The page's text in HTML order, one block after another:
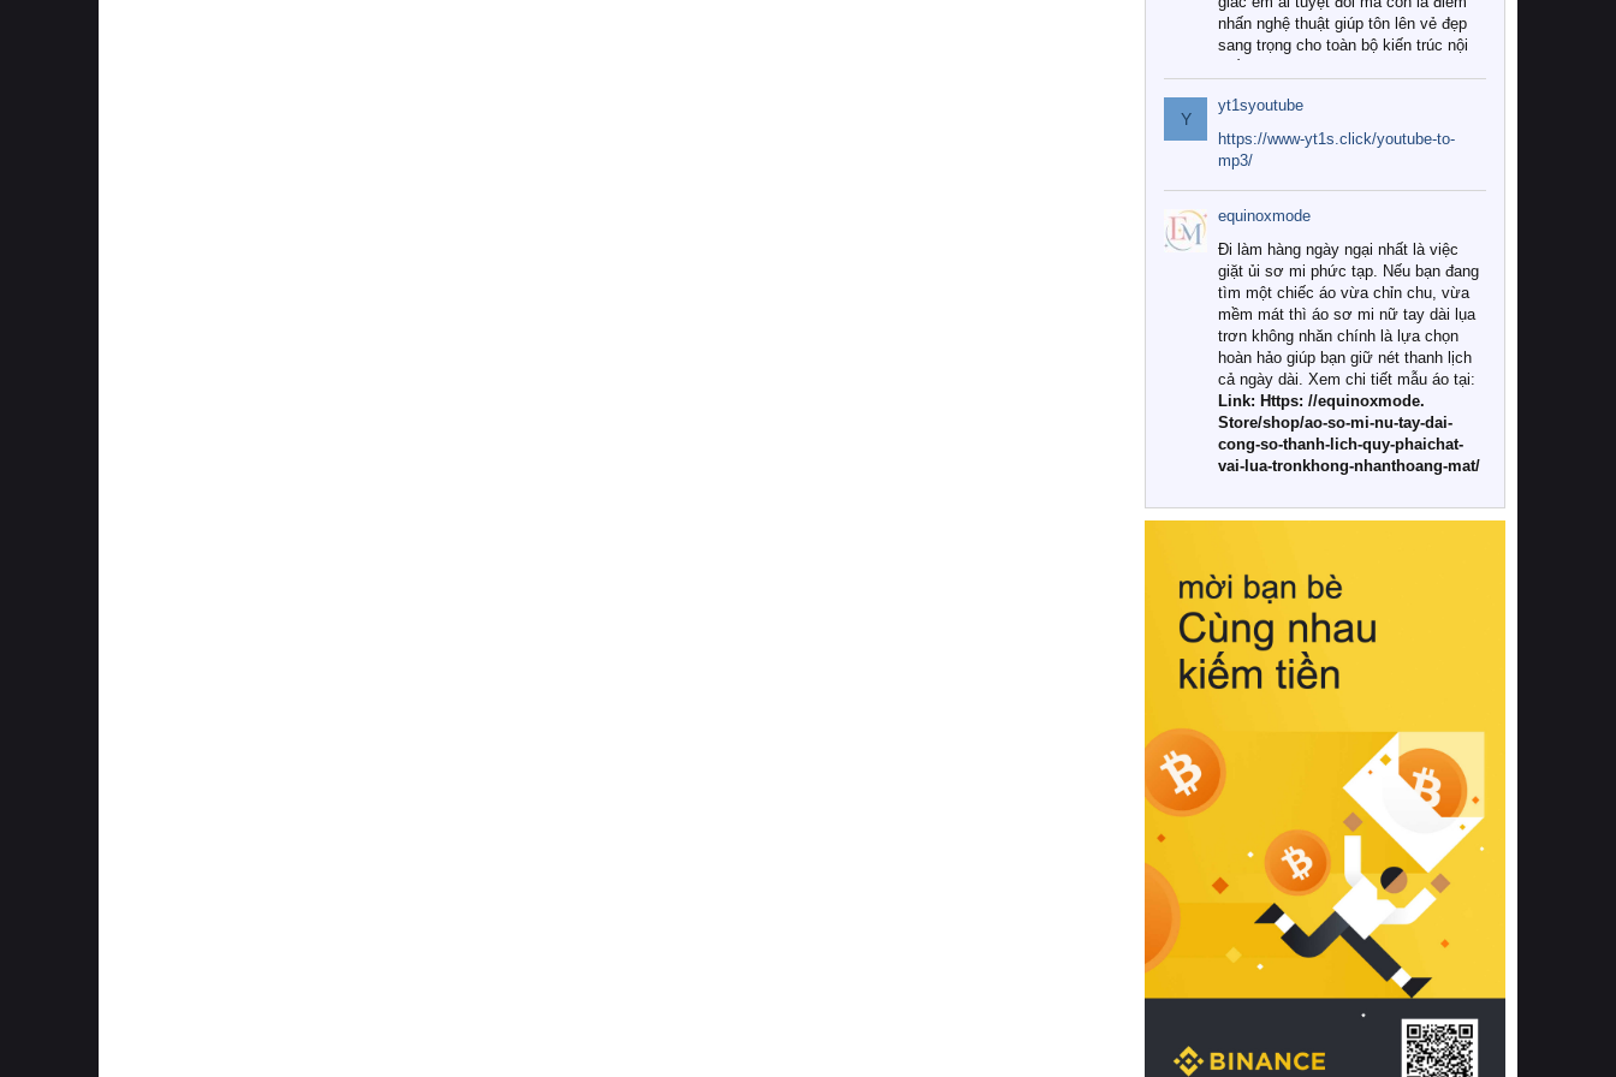
nhấn nghệ thuật giúp tôn lên vẻ đẹp
sang trọng cho toàn bộ kiến trúc nội
Tuy nhiên, giữa thị trường đa dạng
với vô vàn thương hiệu và mẫu mã
như hiện nay, làm thế nào để chọn
được những bộ chăn ga gối đệm cao
cấp thực sự chất lượng, phù hợp với
khí hậu và nhu cầu sử dụng của gia
đình? Hãy cùng chúng tôi đi tìm lời
giải đáp chi tiết qua bài viết dưới đây.
1. Tại sao các gia đình hiện đại lại ưa
chuộng chăn ga gối đệm cao cấp?
Khác với các dòng sản phẩm thông
thường, những bộ chăn ga gối đệm
cao cấp trải qua quy trình sản xuất
nghiêm ngặt từ khâu chọn lọc nguyên
liệu tự nhiên đến công nghệ dệt
nhuộm hiện đại không chứa hóa chất
này, bạn sẽ cảm nhận rõ rệt sự khác
hồi chuẩn xác của phần đệm nâng đỡ
cột sống.
Bên cạnh đó, việc lựa chọn các dòng
sản phẩm đạt chuẩn chất lượng quốc
tế còn giúp ngăn ngừa tình trạng kích
khuẩn và nấm mốc trong điều kiện
thời tiết nóng ẩm. Bạn có thể tìm hiểu
thêm các nghiên cứu khoa học về tác
động của giấc ngủ và môi trường
phòng ngủ đối với sức khỏe con
người tại Sleep Foundation (External
Link) để có cái nhìn toàn diện hơn.
2. Các tiêu chí vàng khi lựa chọn
chăn ga gối đệm cao cấp cho phòng
ngủ
Để sở hữu một bộ chăn ga gối đệm
cao cấp hoàn hảo cả về thẩm mỹ lẫn
công năng, người tiêu dùng cần cân
nhắc kỹ lưỡng các tiêu chí quan trọng
Y
yt1syoutube
https://www-yt1s.click/youtube-to-
mp3/
equinoxmode
Đi làm hàng ngày ngại nhất là việc
giặt ủi sơ mi phức tạp. Nếu bạn đang
tìm một chiếc áo vừa chỉn chu, vừa
mềm mát thì áo sơ mi nữ tay dài lụa
trơn không nhăn chính là lựa chọn
hoàn hảo giúp bạn giữ nét thanh lịch
cả ngày dài. Xem chi tiết mẫu áo tại:
Link: Https: //equinoxmode.
Store/shop/ao-so-mi-nu-tay-dai-
cong-so-thanh-lich-quy-phaichat-
vai-lua-tronkhong-nhanthoang-mat/